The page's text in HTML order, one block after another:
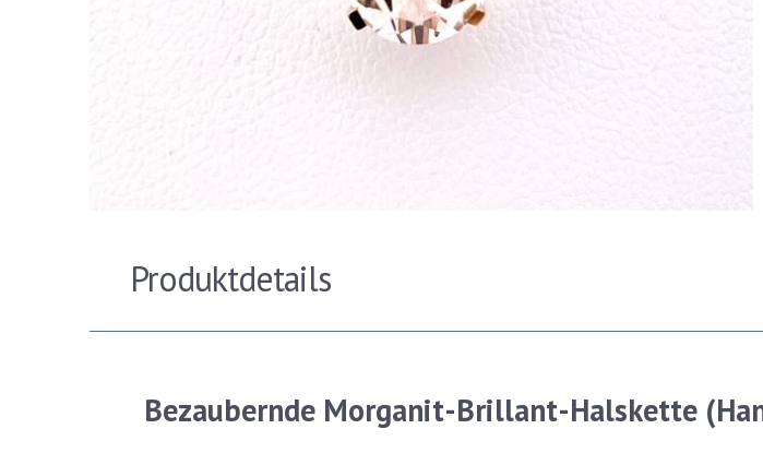
Produktdetails
Bezaubernde Morganit-Brillant-Halskette